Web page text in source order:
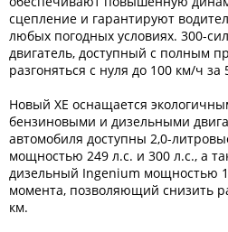
сцепление и гарантируют
любых погодных условиях. 300-
двигатель, доступный с полным
разгоняться с нуля до 100 км/ч за
Новый XE оснащается
бензиновыми и дизельными
автомобиля доступны 2,0-
мощностью 249 л.с. и 300 л.с., а
дизельный Ingenium мощностью
момента, позволяющий снизить
км.